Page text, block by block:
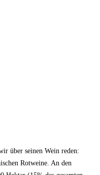
über seinen Wein reden:
Rotweine. An den